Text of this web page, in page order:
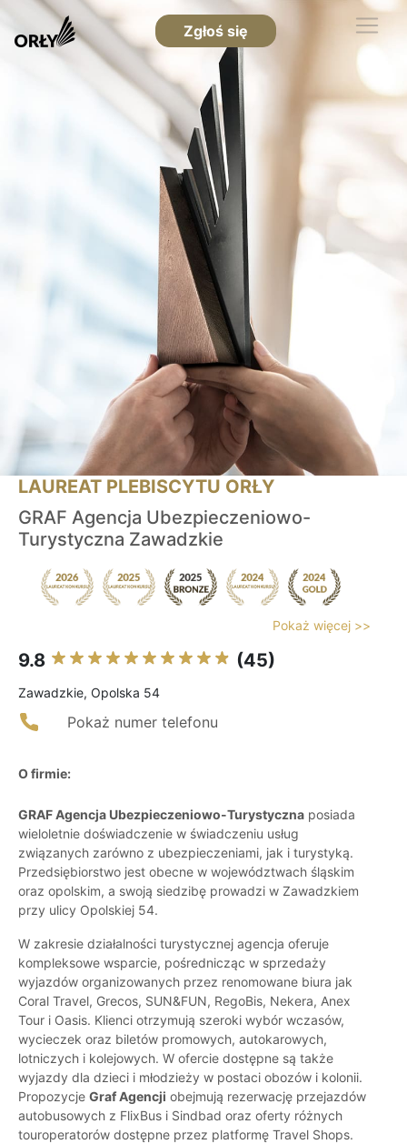
Zgłoś się
LAUREAT PLEBISCYTU ORŁY
GRAF Agencja Ubezpieczeniowo-
Turystyczna Zawadzkie
Pokaż więcej >>
9.8 (45)
Zawadzkie, Opolska 54
Pokaż numer telefonu
O firmie:
GRAF Agencja Ubezpieczeniowo-Turystyczna posiada
wieloletnie doświadczenie w świadczeniu usług
związanych zarówno z ubezpieczeniami, jak i turystyką.
Przedsiębiorstwo jest obecne w województwach śląskim
oraz opolskim, a swoją siedzibę prowadzi w Zawadzkiem
przy ulicy Opolskiej 54.
W zakresie działalności turystycznej agencja oferuje
kompleksowe wsparcie, pośrednicząc w sprzedaży
wyjazdów organizowanych przez renomowane biura jak
Coral Travel, Grecos, SUN&FUN, RegoBis, Nekera, Anex
Tour i Oasis. Klienci otrzymują szeroki wybór wczasów,
wycieczek oraz biletów promowych, autokarowych,
lotniczych i kolejowych. W ofercie dostępne są także
wyjazdy dla dzieci i młodzieży w postaci obozów i kolonii.
Propozycje Graf Agencji obejmują rezerwację przejazdów
autobusowych z FlixBus i Sindbad oraz oferty różnych
touroperatorów dostępne przez platformę Travel Shops.